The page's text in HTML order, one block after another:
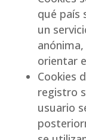
qué país
un
orientar
Cookies
registro
usuario